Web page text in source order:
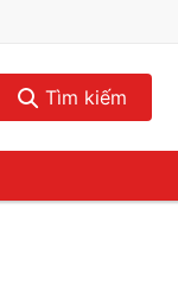
Tìm kiếm